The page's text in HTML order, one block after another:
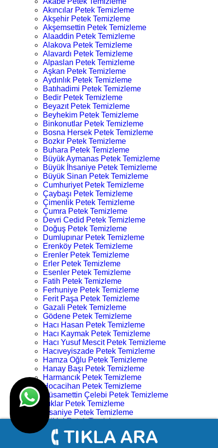
Akıncılar Petek Temizleme
Akşehir Petek Temizleme
Akşemsettin Petek Temizleme
Alaaddin Petek Temizleme
Alakova Petek Temizleme
Alavardı Petek Temizleme
Alpaslan Petek Temizleme
Aşkan Petek Temizleme
Aydınlık Petek Temizleme
Batıhadimi Petek Temizleme
Bedir Petek Temizleme
Beyazıt Petek Temizleme
Beyhekim Petek Temizleme
Binkonutlar Petek Temizleme
Bosna Hersek Petek Temizleme
Bozkır Petek Temizleme
Buhara Petek Temizleme
Büyük Aymanas Petek Temizleme
Büyük İhsaniye Petek Temizleme
Büyük Sinan Petek Temizleme
Cumhuriyet Petek Temizleme
Çaybaşı Petek Temizleme
Çimenlik Petek Temizleme
Çumra Petek Temizleme
Devri Cedid Petek Temizleme
Doğuş Petek Temizleme
Dumlupınar Petek Temizleme
Erenköy Petek Temizleme
Erenler Petek Temizleme
Erler Petek Temizleme
Esenler Petek Temizleme
Fatih Petek Temizleme
Ferhuniye Petek Temizleme
Ferit Paşa Petek Temizleme
Gazali Petek Temizleme
Gödene Petek Temizleme
Hacı Hasan Petek Temizleme
Hacı Kaymak Petek Temizleme
Hacı Yusuf Mescit Petek Temizleme
Hacıveyiszade Petek Temizleme
Hamza Oğlu Petek Temizleme
Hanay Başı Petek Temizleme
Harmancık Petek Temizleme
Hocacihan Petek Temizleme
Hüsamettin Çelebi Petek Temizleme
Işıklar Petek Temizleme
İhsaniye Petek Temizleme
İstiklal Petek Temizleme
Kampüs Petek Temizleme
Karahüyük Petek Temizleme